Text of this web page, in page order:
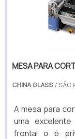
MESA PARA
CHINA GLASS / SÃO
A mesa para
uma
frontal o é